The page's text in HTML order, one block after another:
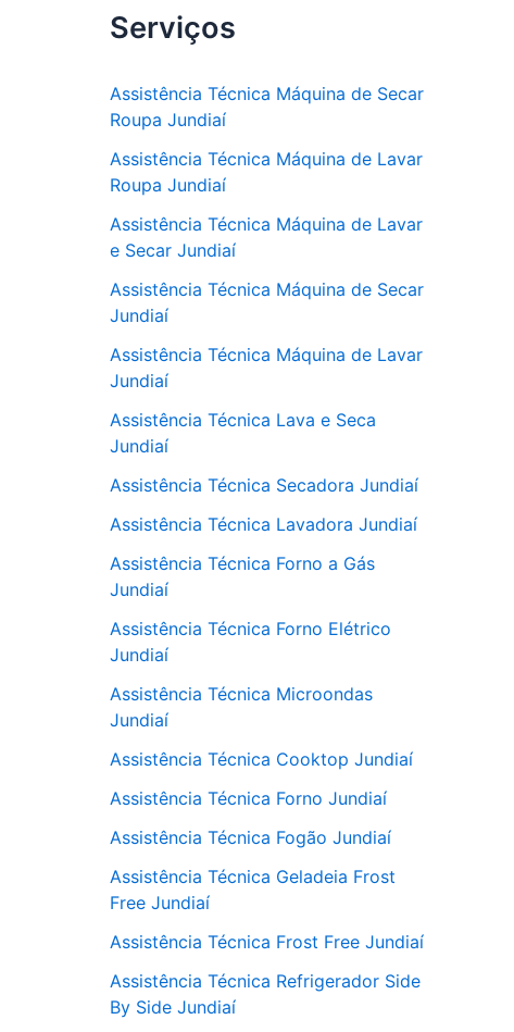
c
b
o
o
k
itt
A
p
Serviços
Assistência Técnica Máquina de Secar
Roupa Jundiaí
Assistência Técnica Máquina de Lavar
Roupa Jundiaí
Assistência Técnica Máquina de Lavar
e Secar Jundiaí
Assistência Técnica Máquina de Secar
Jundiaí
Assistência Técnica Máquina de Lavar
Jundiaí
Assistência Técnica Lava e Seca
Jundiaí
Assistência Técnica Secadora Jundiaí
Assistência Técnica Lavadora Jundiaí
Assistência Técnica Forno a Gás
Jundiaí
Assistência Técnica Forno Elétrico
Jundiaí
Assistência Técnica Microondas
Jundiaí
Assistência Técnica Cooktop Jundiaí
Assistência Técnica Forno Jundiaí
Assistência Técnica Fogão Jundiaí
Assistência Técnica Geladeia Frost
Free Jundiaí
Assistência Técnica Frost Free Jundiaí
Assistência Técnica Refrigerador Side
By Side Jundiaí